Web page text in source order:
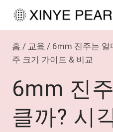
홈 / 교육 / 6mm 진주는 얼
주 크기 가이드 & 비교
6mm 진
클까? 시